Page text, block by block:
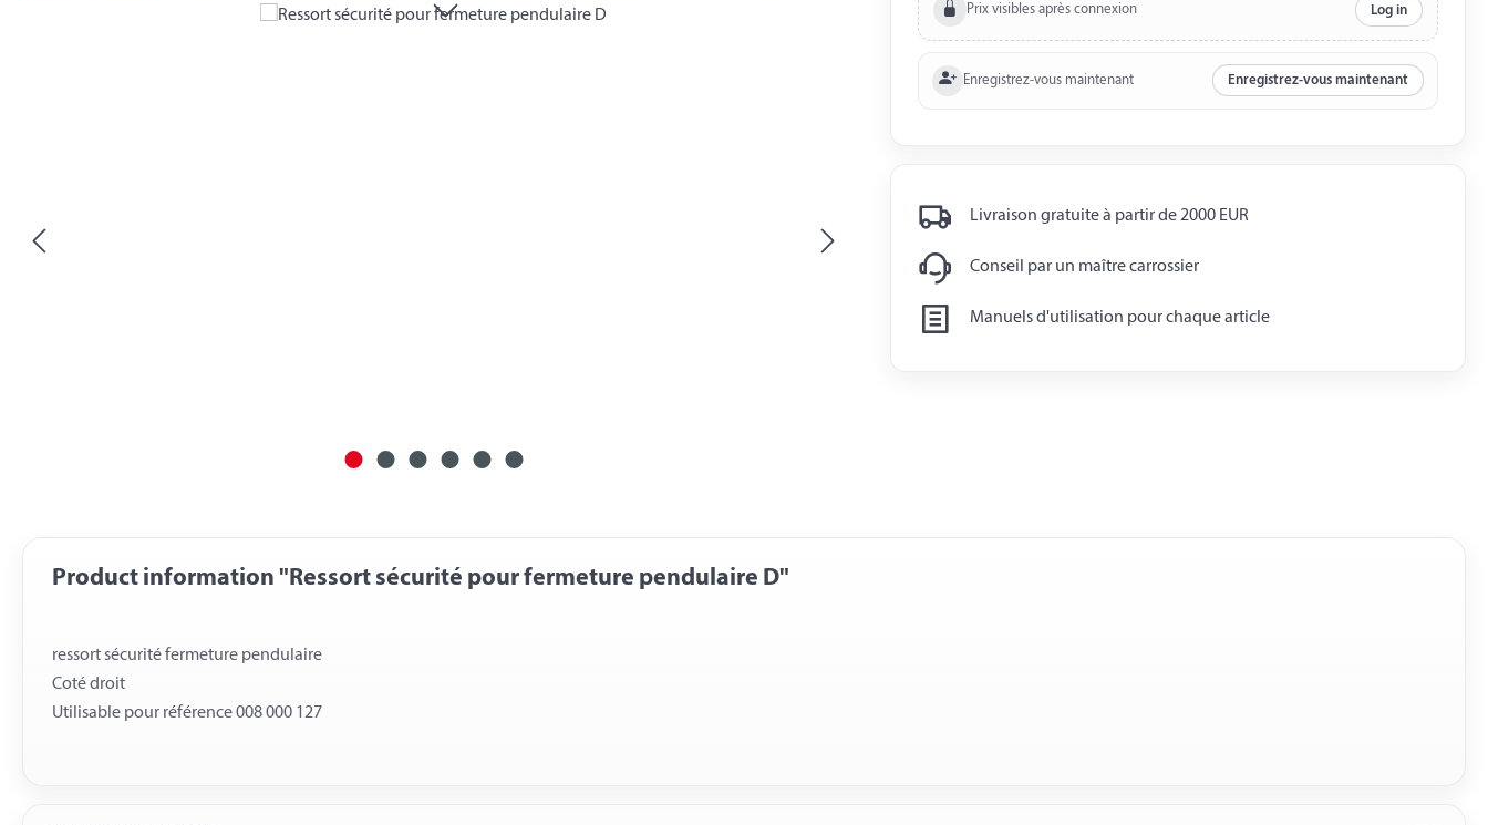
Prix visibles après connexion Log in
Enregistrez-vous maintenant Enregistrez-vous maintenant
Livraison gratuite à partir de 2000 EUR
Conseil par un maître carrossier
Manuels d'utilisation pour chaque article
Product information "Ressort sécurité pour fermeture pendulaire D"
ressort sécurité fermeture pendulaire
Coté droit
Utilisable pour référence 008 000 127